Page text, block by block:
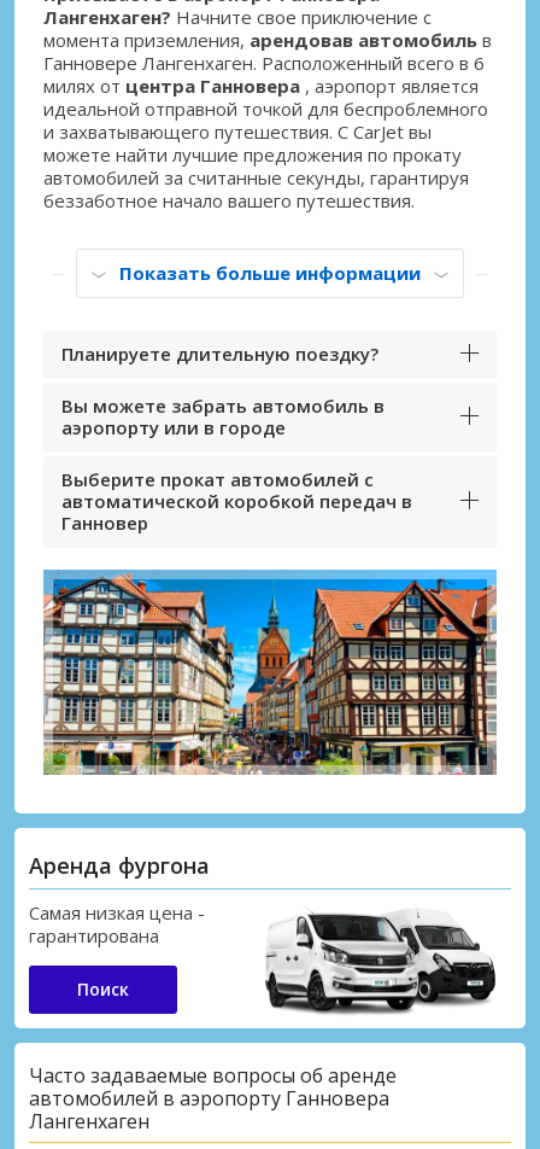
Лангенхаген? Начните свое приключение с
момента приземления, арендовав автомобиль в
Ганновере Лангенхаген. Расположенный всего в 6
милях от центра Ганновера , аэропорт является
идеальной отправной точкой для беспроблемного
и захватывающего путешествия. С CarJet вы
можете найти лучшие предложения по прокату
автомобилей за считанные секунды, гарантируя
беззаботное начало вашего путешествия.
Показать больше информации
Планируете длительную поездку?
Вы можете забрать автомобиль в
аэропорту или в городе
Выберите прокат автомобилей с
автоматической коробкой передач в
Ганновер
Аренда фургона
Самая низкая цена -
гарантирована
Поиск
Часто задаваемые вопросы об аренде
автомобилей в аэропорту Ганновера
Лангенхаген